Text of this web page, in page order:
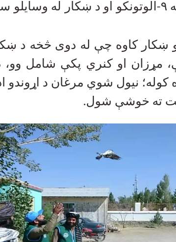
۹- الوتونکو او د ښکار له
ښکار کاوه چې له دوی څخه د
مړزان او کنري پکې شامل وو، د
کوله؛ نیول شوي مرغان د اړوندو
ته خوشې شول.